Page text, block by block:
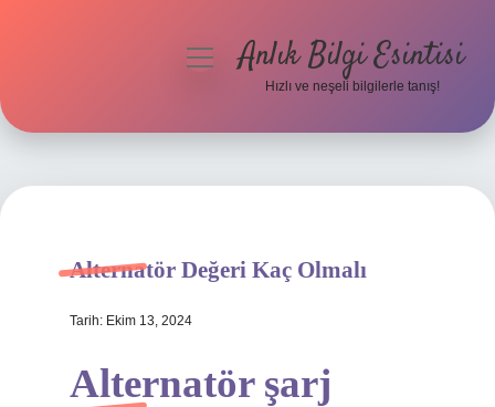
Hakkımızda
menüyüAnlık Bilgi Esintisi
Hızlı ve neşeli bilgilerle tanış!
Alternatör Değeri Kaç Olmalı
Tarih: Ekim 13, 2024
Alternatör şarj